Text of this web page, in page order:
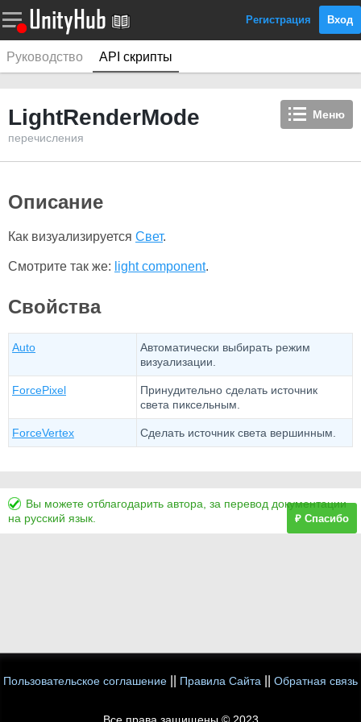
Регистрация Вход
Руководство API скрипты
Меню
LightRenderMode
перечисления
Описание
Как визуализируется Свет.
Смотрите так же: light component.
Свойства
Auto
Автоматически выбирать режим
визуализации.
ForcePixel
Принудительно сделать источник
света пиксельным.
ForceVertex Сделать источник света вершинным.
Вы можете отблагодарить автора, за перевод документации
на русский язык.
₽ Спасибо
Пользовательское соглашение Правила Сайта Обратная связь